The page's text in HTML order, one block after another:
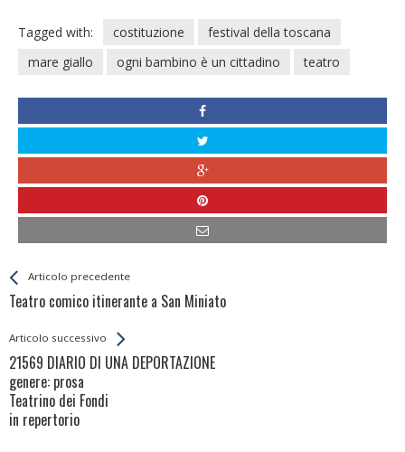
Tagged with: costituzione
festival della toscana
mare giallo
ogni bambino è un cittadino teatro
LeggiArticolo precedente
Teatro comico itinerante a San Miniato
Back
All
Articolo successivo
21569 DIARIO DI UNA DEPORTAZIONE
genere: prosa
Teatrino dei Fondi
in repertorio